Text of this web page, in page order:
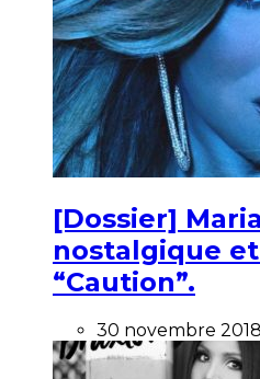
[Dossier]
nostalgique
“Caution”.
30 novembre 2018